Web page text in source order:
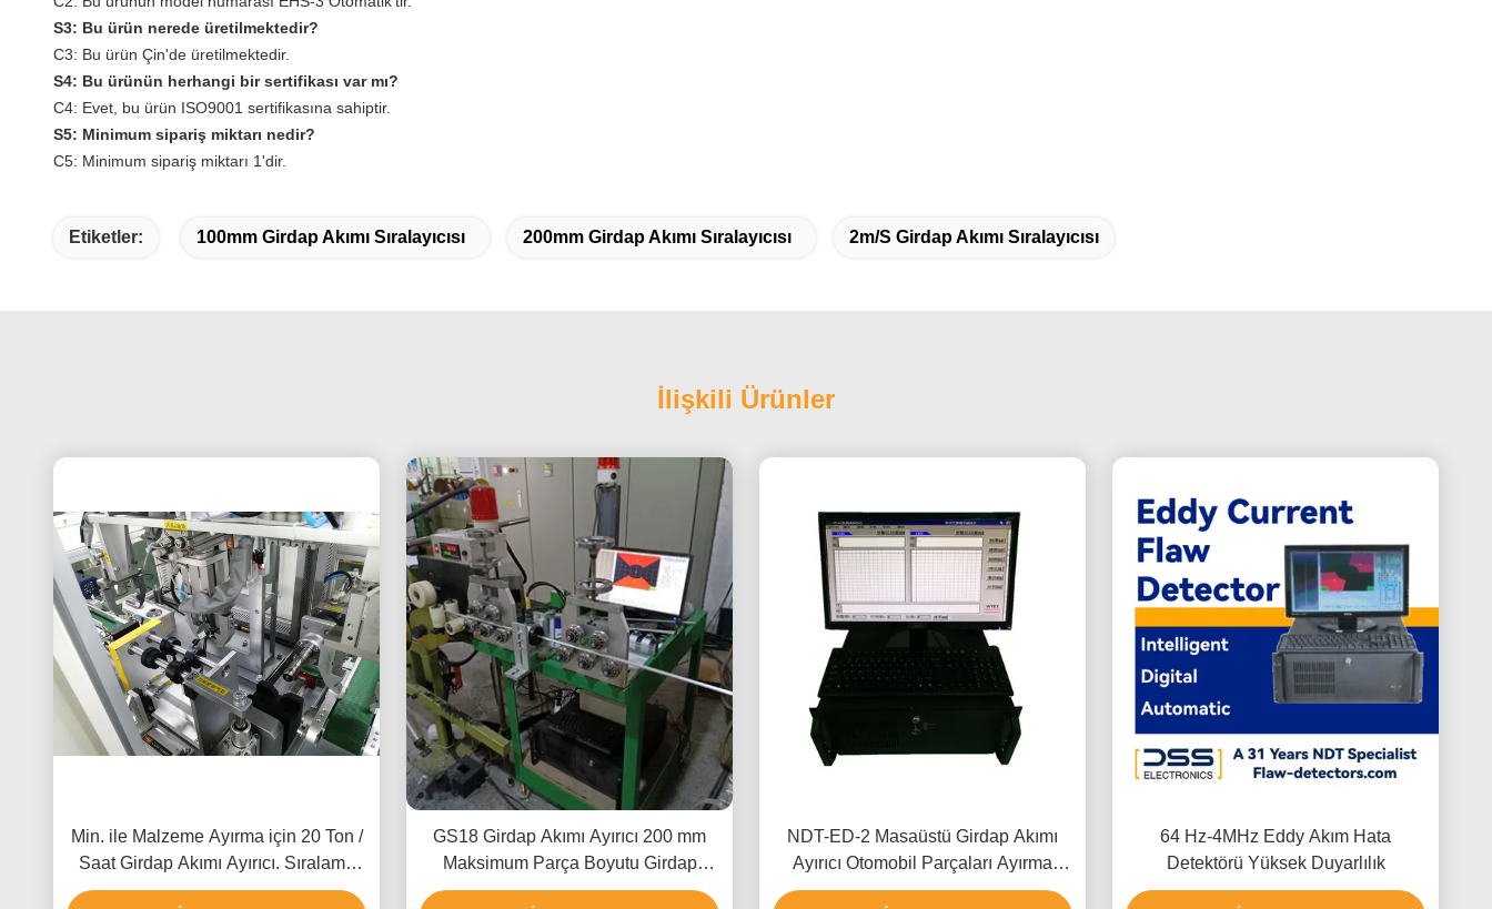
S3: Bu ürün nerede üretilmektedir?
C3: Bu ürün Çin'de üretilmektedir.
S4: Bu ürünün herhangi bir sertifikası var mı?
C4: Evet, bu ürün ISO9001 sertifikasına sahiptir.
S5: Minimum sipariş miktarı nedir?
C5: Minimum sipariş miktarı 1'dir.
Etiketler: 100mm Girdap Akımı Sıralayıcısı 200mm Girdap Akımı Sıralayıcısı 2m/s Girdap Akımı Sıralayıcısı
İlişkili Ürünler
Min. ile Malzeme Ayırma için 20 Ton /
Saat Girdap Akımı Ayırıcı. Sıralama
Derinliği 2mm
GS18 Girdap Akımı Ayırıcı 200 mm
Maksimum Parça Boyutu Girdap
Akımı Farklılaştırıcı 0,2 m Min
NDT-ED-2 Masaüstü Girdap Akımı
Ayırıcı Otomobil Parçaları Ayırma
Sertlik Ayırıcı
64 Hz-4MHz Eddy Akım Hata
Detektörü Yüksek Duyarlılık